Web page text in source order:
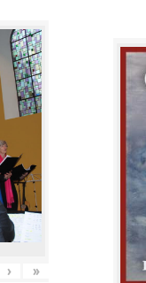
› »